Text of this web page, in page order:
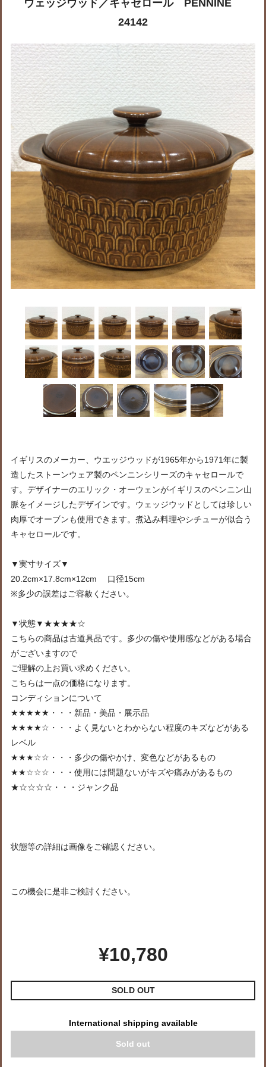
ウェッジウッド／キャセロール PENNINE
24142
イギリスのメーカー、ウエッジウッドが1965年から1971年に製
造したストーンウェア製のペンニンシリーズのキャセロールで
す。デザイナーのエリック・オーウェンがイギリスのペンニン山
脈をイメージしたデザインです。ウェッジウッドとしては珍しい
肉厚でオーブンも使用できます。煮込み料理やシチューが似合う
キャセロールです。
▼実寸サイズ▼
20.2cm×17.8cm×12cm 口径15cm
※多少の誤差はご容赦ください。
▼状態▼★★★★☆
こちらの商品は古道具品です。多少の傷や使用感などがある場合
がございますので
ご理解の上お買い求めください。
こちらは一点の価格になります。
コンディションについて
★★★★★・・・新品・美品・展示品
★★★★☆・・・よく見ないとわからない程度のキズなどがある
レベル
★★★☆☆・・・多少の傷やかけ、変色などがあるもの
★★☆☆☆・・・使用には問題ないがキズや痛みがあるもの
★☆☆☆☆・・・ジャンク品
状態等の詳細は画像をご確認ください。
この機会に是非ご検討ください。
¥10,780
SOLD OUT
International shipping available
Sold out